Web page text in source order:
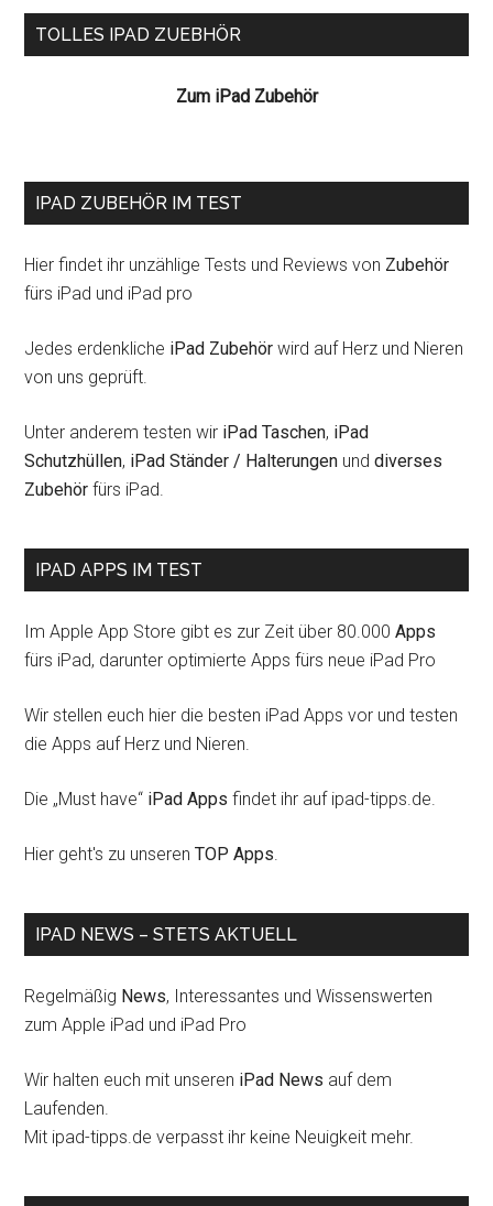
Seitenspalte
TOLLES IPAD ZUEBHÖR
Zum iPad Zubehör
IPAD ZUBEHÖR IM TEST
Hier findet ihr unzählige Tests und Reviews von Zubehör
fürs iPad und iPad pro
Jedes erdenkliche iPad Zubehör wird auf Herz und Nieren
von uns geprüft.
Unter anderem testen wir iPad Taschen, iPad
Schutzhüllen, iPad Ständer / Halterungen unddiverses
Zubehör fürs iPad.
IPAD APPS IM TEST
Im Apple App Store gibt es zur Zeit über 80.000Apps
fürs iPad, darunter optimierte Apps fürs neue iPad Pro
Wir stellen euch hier die besten iPad Apps vor und testen
die Apps auf Herz und Nieren.
Die „Must have“ iPad Apps findet ihr auf ipad-tipps.de.
Hier geht's zu unserenTOP Apps.
IPAD NEWS – STETS AKTUELL
Regelmäßig News, Interessantes und Wissenswerten
zum Apple iPad und iPad Pro
Wir halten euch mit unseren iPad News auf dem
Laufenden.
Mit ipad-tipps.de verpasst ihr keine Neuigkeit mehr.